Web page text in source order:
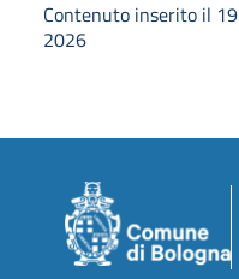
Contenuto inserito il
2026